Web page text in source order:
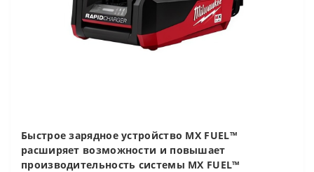
Быстрое зарядное устройство MX FUEL™
расширяет возможности и повышает
производительность системы MX FUEL™